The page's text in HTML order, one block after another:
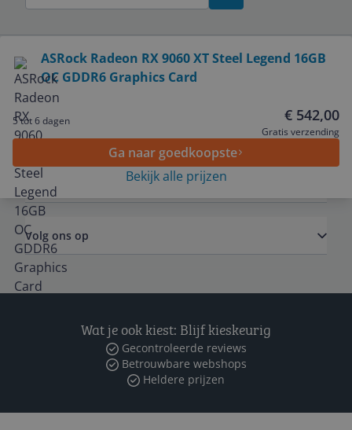
ASRock Radeon RX 9060 XT Steel Legend 16GB
OC GDDR6 Graphics Card
5 tot 6 dagen € 542,00
Gratis verzending
Ga naar goedkoopste
Bekijk alle prijzen
Service
Algemeen
Zakelijk
Volg ons op
Wat je ook kiest: Blijf kieskeurig
Gecontroleerde reviews
Betrouwbare webshops
Heldere prijzen